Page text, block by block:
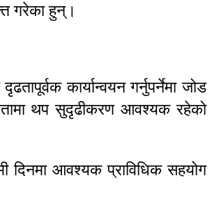
गरेका हुन्।
कार्यान्वयन गर्नुपर्नेमा जोड
थप सुदृढीकरण आवश्यक रहेको
दिनमा आवश्यक प्राविधिक सहयोग